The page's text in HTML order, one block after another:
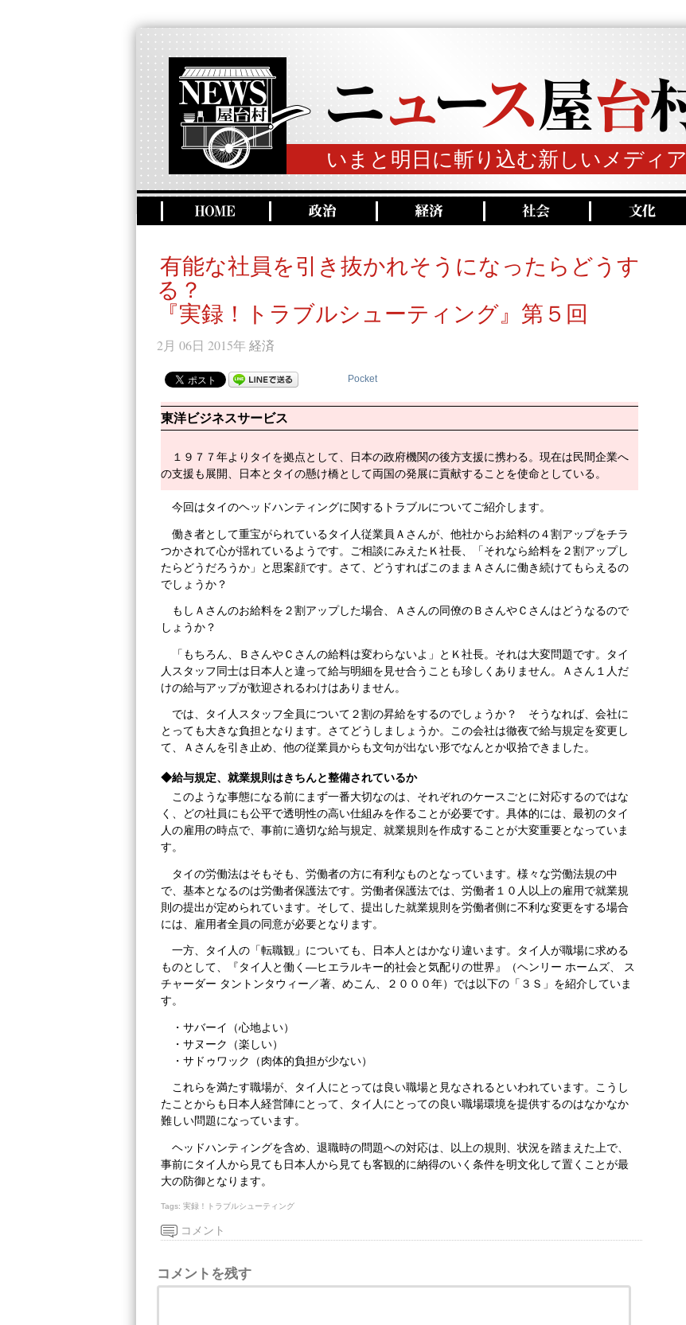
いまと明日に斬り込む新しいメディア
有能な社員を引き抜かれそうになったらどうす
る？
『実録！トラブルシューティング』第５回
2月 06日 2015年 経済
Pocket
東洋ビジネスサービス
１９７７年よりタイを拠点として、日本の政府機関の後方支援に携わる。現在は民間企業へ
の支援も展開、日本とタイの懸け橋として両国の発展に貢献することを使命としている。
今回はタイのヘッドハンティングに関するトラブルについてご紹介します。
働き者として重宝がられているタイ人従業員Ａさんが、他社からお給料の４割アップをチラ
つかされて心が揺れているようです。ご相談にみえたＫ社長、「それなら給料を２割アップし
たらどうだろうか」と思案顔です。さて、どうすればこのままＡさんに働き続けてもらえるの
でしょうか？
もしＡさんのお給料を２割アップした場合、Ａさんの同僚のＢさんやＣさんはどうなるので
しょうか？
「もちろん、ＢさんやＣさんの給料は変わらないよ」とＫ社長。それは大変問題です。タイ
人スタッフ同士は日本人と違って給与明細を見せ合うことも珍しくありません。Ａさん１人だ
けの給与アップが歓迎されるわけはありません。
では、タイ人スタッフ全員について２割の昇給をするのでしょうか？ そうなれば、会社に
とっても大きな負担となります。さてどうしましょうか。この会社は徹夜で給与規定を変更し
て、Ａさんを引き止め、他の従業員からも文句が出ない形でなんとか収拾できました。
◆給与規定、就業規則はきちんと整備されているか
このような事態になる前にまず一番大切なのは、それぞれのケースごとに対応するのではな
く、どの社員にも公平で透明性の高い仕組みを作ることが必要です。具体的には、最初のタイ
人の雇用の時点で、事前に適切な給与規定、就業規則を作成することが大変重要となっていま
す。
タイの労働法はそもそも、労働者の方に有利なものとなっています。様々な労働法規の中
で、基本となるのは労働者保護法です。労働者保護法では、労働者１０人以上の雇用で就業規
則の提出が定められています。そして、提出した就業規則を労働者側に不利な変更をする場合
には、雇用者全員の同意が必要となります。
一方、タイ人の「転職観」についても、日本人とはかなり違います。タイ人が職場に求める
ものとして、『タイ人と働く―ヒエラルキー的社会と気配りの世界』（ヘンリー ホームズ、 ス
チャーダー タントンタウィー／著、めこん、２０００年）では以下の「３Ｓ」を紹介していま
す。
・サバーイ（心地よい）
・サヌーク（楽しい）
・サドゥワック（肉体的負担が少ない）
これらを満たす職場が、タイ人にとっては良い職場と見なされるといわれています。こうし
たことからも日本人経営陣にとって、タイ人にとっての良い職場環境を提供するのはなかなか
難しい問題になっています。
ヘッドハンティングを含め、退職時の問題への対応は、以上の規則、状況を踏まえた上で、
事前にタイ人から見ても日本人から見ても客観的に納得のいく条件を明文化して置くことが最
大の防御となります。
Tags: 実録！トラブルシューティング
コメント
コメントを残す